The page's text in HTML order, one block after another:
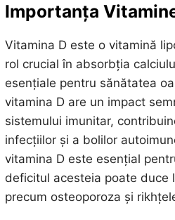
Importanța
Vitamina D este o vitamină
rol crucial în absorbția
esențiale pentru sănătatea
vitamina D are un impact
sistemului imunitar,
infecțiilor și a bolilor
vitamina D este esențial
deficitul acesteia poate duce
precum osteoporoza și